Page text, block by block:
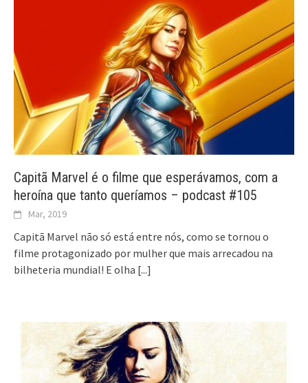
Capitã Marvel é o filme que esperávamos, com a
heroína que tanto queríamos – podcast #105
Mar, 2019
Capitã Marvel não só está entre nós, como se tornou o
filme protagonizado por mulher que mais arrecadou na
bilheteria mundial! E olha [...]